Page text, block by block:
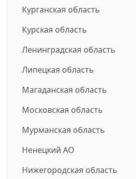
Курганская область
Курская область
Ленинградская область
Липецкая область
Магаданская область
Московская область
Мурманская область
Ненецкий АО
Нижегородская область